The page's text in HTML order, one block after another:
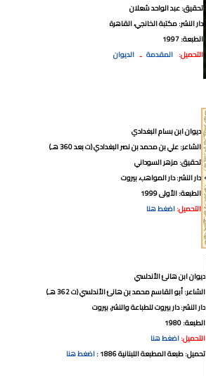
تحقيق: عبد الواحد شعلان
دار النشر: مكتبة الخانجي، القاهرة
الطبعة: 1997
التحميل: المقدمة ـ الديوان
ديوان ابن بسام البغدادي
الشاعر: علي بن محمد بن نصر البغدادي (ت بعد 360 هـ)
تحقيق: مزهر السوداني
دار النشر: دار المواهب، بيروت
الطبعة: الأولى 1999
التحميل:اضغط هنا
ديوان ابن هانئ الأندلسي
الشاعر: أبو القاسم محمد بن هانئ الأندلسي (ت 362 هـ)
دار النشر: دار بيروت للطباعة والنشر، بيروت
الطبعة: 1980
التحميل:اضغط هنا
تحميل: طبعة المطبعة اللبنانية 1886 :
اضغط هنا